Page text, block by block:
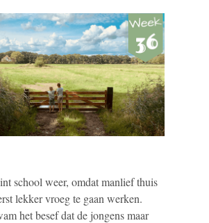
school weer, omdat manlief thuis
lekker vroeg te gaan werken.
het besef dat de jongens maar